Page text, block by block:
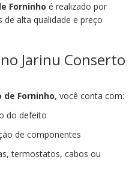
Forninho é realizado por
alta qualidade e preço
Jarinu Conserto
de Forninho, você conta com:
do defeito
de componentes
termostatos, cabos ou